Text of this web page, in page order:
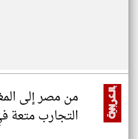
من مصر إلى
التجارب متعة